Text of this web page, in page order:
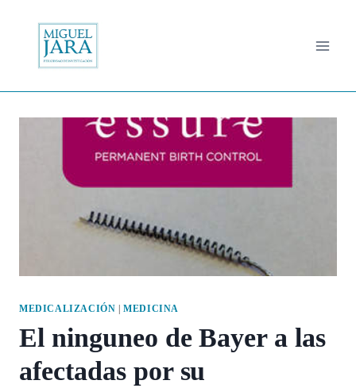
contenido
MEDICALIZACIÓN |MEDICINA
El ninguneo de Bayer a las
afectadas por su